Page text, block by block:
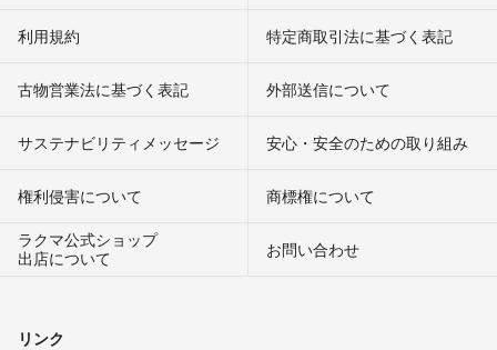
利用規約 特定商取引法に基づく表記
古物営業法に基づく表記 外部送信について
サステナビリティメッセージ 安心・安全のための取り組み
権利侵害について
商標権について
ラクマ公式ショップ
出店について
お問い合わせ
リンク